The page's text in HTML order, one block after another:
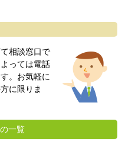
相談窓口で
っては電話
。お気軽に
に限りま
一覧